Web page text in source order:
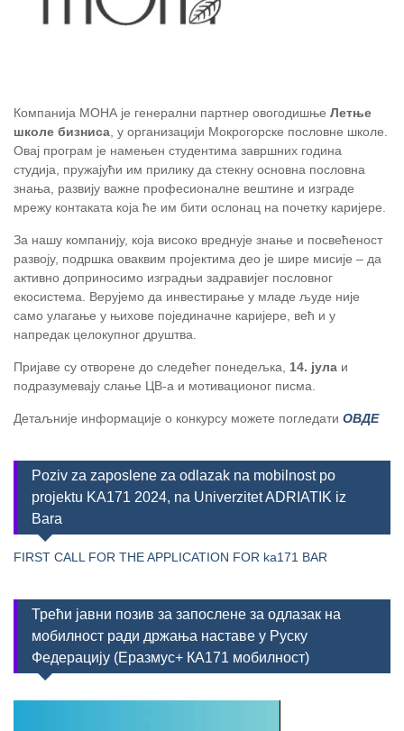
Компанија МОНА је генерални партнер овогодишње Летње
школе бизниса, у организацији Мокрогорске пословне школе.
Овај програм је намењен студентима завршних година
студија, пружајући им прилику да стекну основна пословна
знања, развију важне професионалне вештине и изграде
мрежу контаката која ће им бити ослонац на почетку каријере.
За нашу компанију, која високо вреднује знање и посвећеност
развоју, подршка оваквим пројектима део је шире мисије – да
активно доприносимо изградњи задравијег пословног
екосистема. Верујемо да инвестирање у младе људе није
само улагање у њихове појединачне каријере, већ и у
напредак целокупног друштва.
Пријаве су отворене до следећег понедељка, 14. јула и
подразумевају слање ЦВ-а и мотивационог писма.
Детаљније информације о конкурсу можете погледати ОВДЕ
Poziv za zaposlene za odlazak na mobilnost po
projektu KA171 2024, na Univerzitet ADRIATIK iz
Bara
FIRST CALL FOR THE APPLICATION FOR ka171 BAR
Трећи јавни позив за запослене за одлазак на
мобилност ради држања наставе у Руску
Федерацију (Еразмус+ КА171 мобилност)